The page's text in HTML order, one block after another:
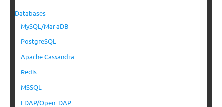
Databases
MySQL/MariaDB
PostgreSQL
Apache Cassandra
Redis
MSSQL
LDAP/OpenLDAP